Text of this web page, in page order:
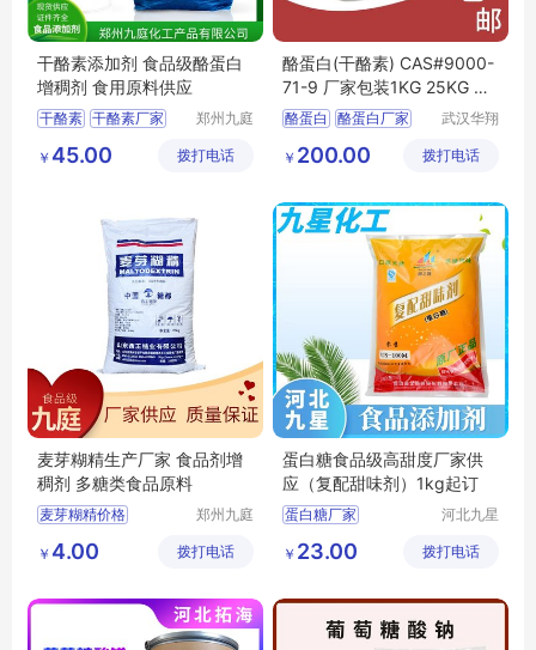
干酪素添加剂 食品级酪蛋白
增稠剂 食用原料供应
干酪素 干酪素厂家
干酪素用途
郑州九庭
有限公司
￥ 45.00 拨打电话
酪蛋白(干酪素) CAS#9000-
71-9 厂家包装1KG 25KG 样
品可售
酪蛋白 酪蛋白厂家
武汉华翔
技术有限
￥ 200.00 拨打电话
麦芽糊精生产厂家 食品剂增
稠剂 多糖类食品原料
麦芽糊精价格
麦芽糊精食品级
麦芽糊精用途
郑州九庭
有限公司
￥ 4.00 拨打电话
蛋白糖食品级高甜度厂家供
应（复配甜味剂）1kg起订
蛋白糖厂家
蛋白糖价格
蛋白糖甜味剂
河北九星
有限公司
￥ 23.00 拨打电话